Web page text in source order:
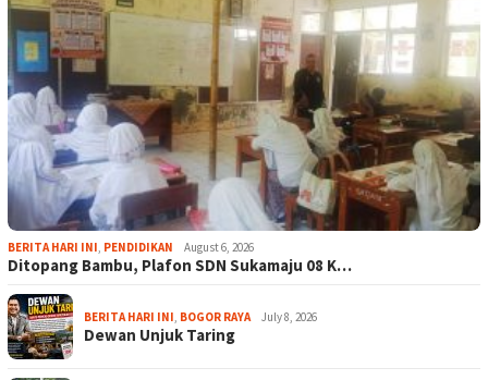
BERITA HARI INI, PENDIDIKAN August 6, 2026
Ditopang Bambu, Plafon SDN Sukamaju 08 K…
BERITA HARI INI, BOGOR RAYA July 8, 2026
Dewan Unjuk Taring